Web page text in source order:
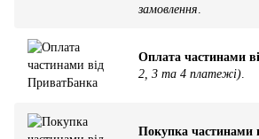
замовлення
Оплата частинами
2, 3 та 4 платежі)
Покупка частинами